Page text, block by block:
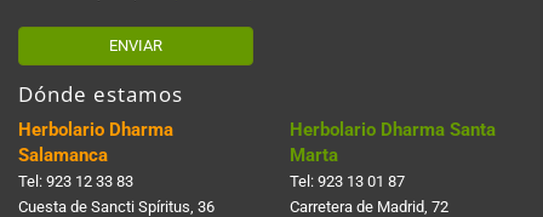
ENVIAR
Dónde estamos
Herbolario Dharma
Salamanca
Tel: 923 12 33 83
Cuesta de Sancti Spí­ritus, 36
Herbolario Dharma Santa
Marta
Tel: 923 13 01 87
Carretera de Madrid, 72